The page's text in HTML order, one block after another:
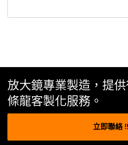
放大鏡專業製造，提
條龍客製化服務。
立即聯絡 !!